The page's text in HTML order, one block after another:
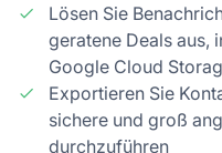
Lösen Sie
geratene Deals aus,
Google Cloud
Exportieren Sie
sichere und groß
durchzuführen